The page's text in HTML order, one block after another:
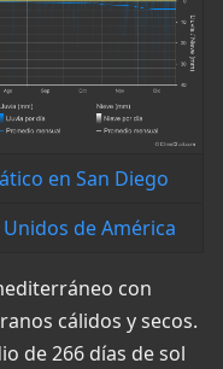
en San Diego
de América
con
cálidos y secos.
de 266 días de sol